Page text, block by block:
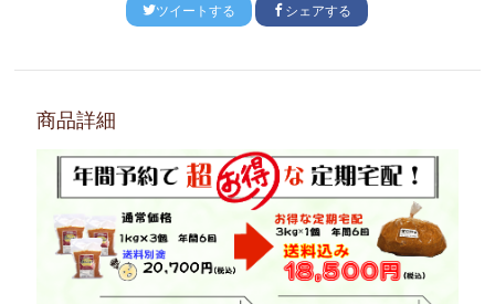
ツイートする シェアする
商品詳細